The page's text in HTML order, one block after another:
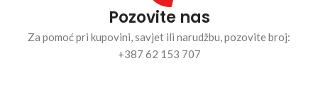
Pozovite nas
Za pomoć pri kupovini, savjet ili narudžbu, pozovite broj:
+387 62 153 707